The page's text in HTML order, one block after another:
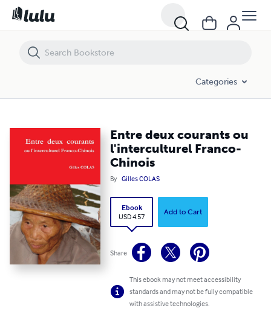
Categories
Entre deux courants ou
l'interculturel Franco-
Chinois
By Gilles COLAS
Ebook
USD 4.57
Add to Cart
Share
This ebook may not meet accessibility
standards and may not be fully compatible
with assistive technologies.
Entre deux courants ou l'interculturel Franco-Chinois